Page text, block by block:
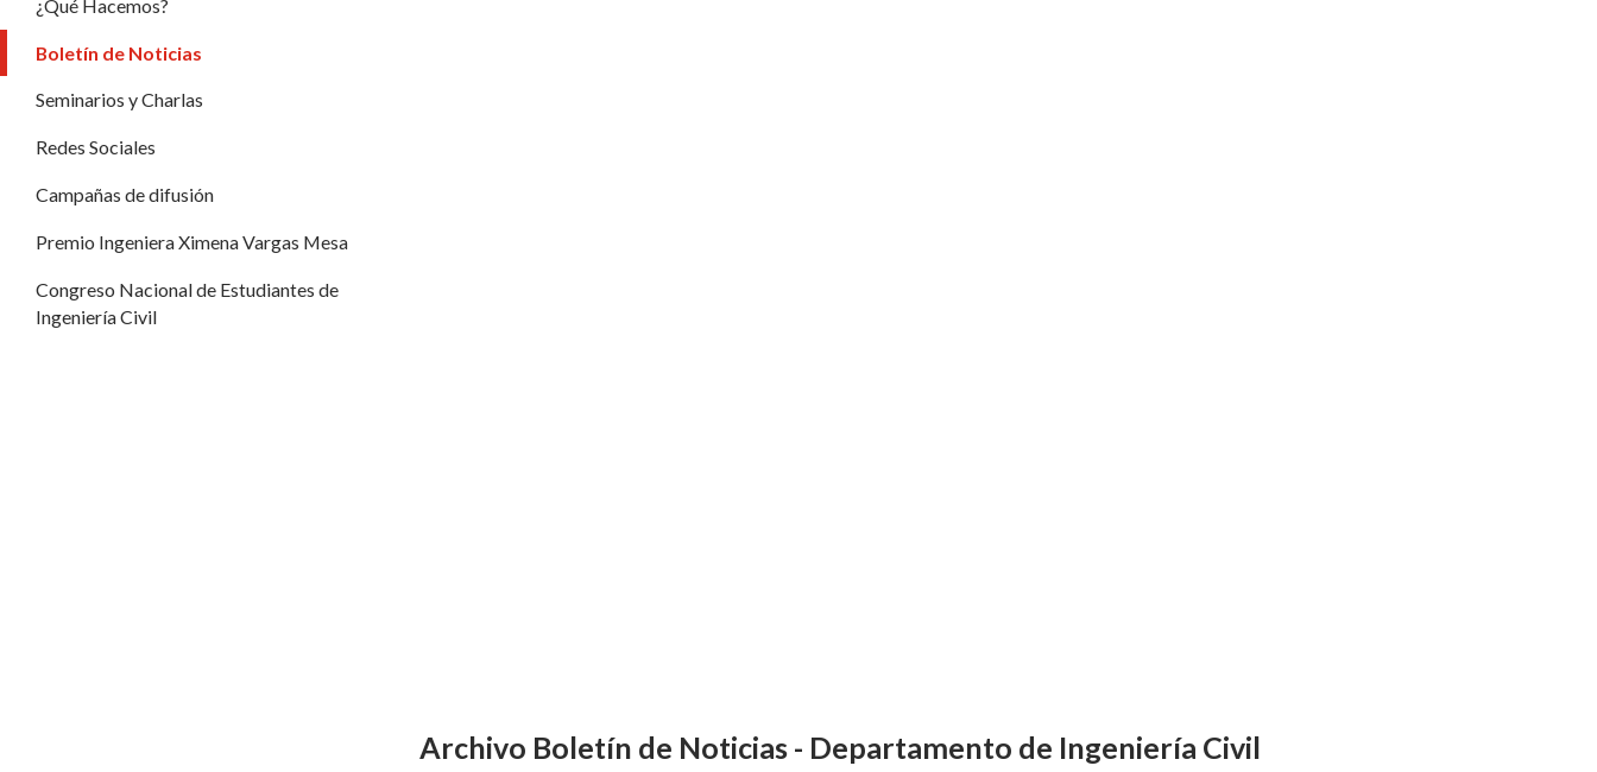
¿Qué Hacemos?
Boletín de Noticias
Seminarios y Charlas
Redes Sociales
Campañas de difusión
Premio Ingeniera Ximena Vargas Mesa
Congreso Nacional de Estudiantes de
Ingeniería Civil
Archivo Boletín de Noticias - Departamento de Ingeniería Civil